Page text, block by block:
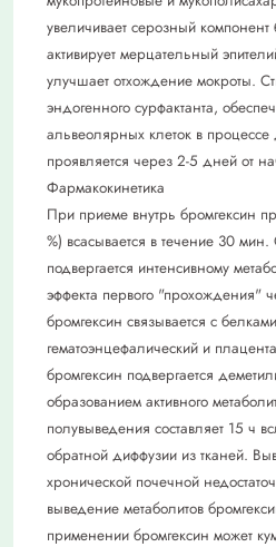
увеличивает серозный компонент
активирует мерцательный
улучшает отхождение мокроты.
эндогенного сурфактанта,
альвеолярных клеток в
проявляется через 2-5 дней от
Фармакокинетика
При приеме внутрь бромгексин
%) всасывается в течение 30
подвергается интенсивному
эффекта первого "прохождения"
бромгексин связывается с
гематоэнцефалический и
бромгексин подвергается
образованием активного
полувыведения составляет 15 ч
обратной диффузии из тканей.
хронической почечной
выведение метаболитов
применении бромгексин может